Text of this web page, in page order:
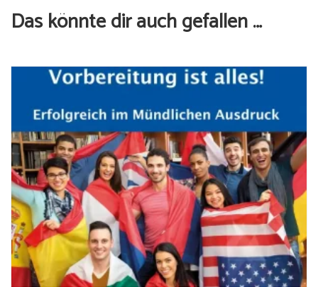
Das könnte dir auch gefallen …